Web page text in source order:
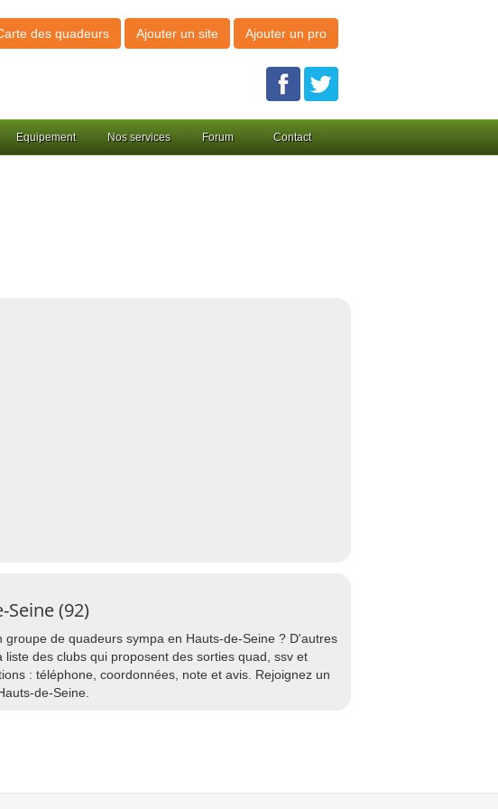
des quadeurs Ajouter un site Ajouter un pro
Equipement Nos services Forum Contact
(92)
de quadeurs sympa en Hauts-de-Seine ? D'autres
des clubs qui proposent des sorties quad, ssv et
: téléphone, coordonnées, note et avis. Rejoignez un
de-Seine.